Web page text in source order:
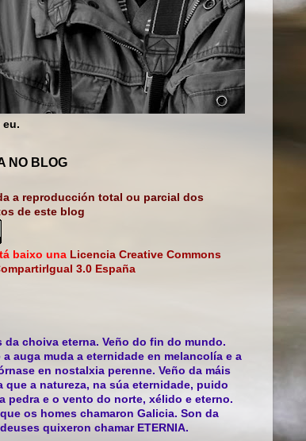
eu.
NO BLOG
a reproducción total ou parcial dos
de este blog
baixo una Licencia Creative Commons
3.0 España
da choiva eterna. Veño do fin do mundo.
a auga muda a eternidade en melancolía e a
en nostalxia perenne. Veño da máis
que a natureza, na súa eternidade, puido
pedra e o vento do norte, xélido e eterno.
os homes chamaron Galicia. Son da
quixeron chamar ETERNIA.